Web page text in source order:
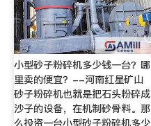
小型砂子粉碎机多少钱一台？哪
里卖的便宜？--河南红星矿山
砂子粉碎机也就是把石头粉碎成
沙子的设备，在机制砂骨料。那
么投资一台小型砂子粉碎机多少